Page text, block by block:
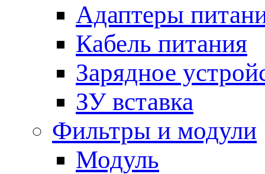
Адаптеры
Кабель питания
Зарядное
ЗУ вставка
Фильтры и модули
Модуль